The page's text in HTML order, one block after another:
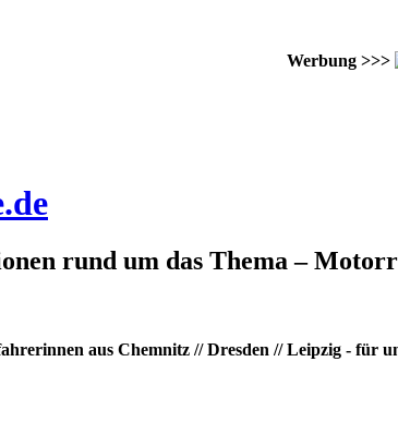
Werbung >>>
rund um das Thema –
aus Chemnitz // Dresden // Leipzig - für